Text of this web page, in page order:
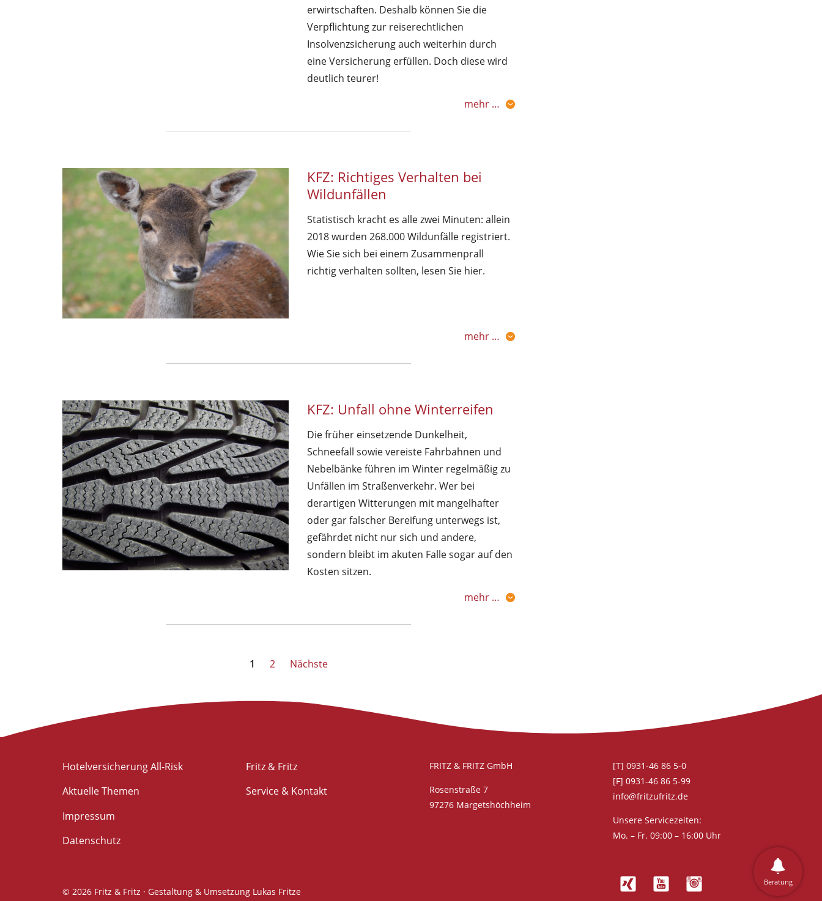
erwirtschaften. Deshalb können Sie die
Verpflichtung zur reiserechtlichen
Insolvenzsicherung auch weiterhin durch
eine Versicherung erfüllen. Doch diese wird
deutlich teurer!
mehr …
KFZ: Richtiges Verhalten bei
Wildunfällen
Statistisch kracht es alle zwei Minuten: allein
2018 wurden 268.000 Wildunfälle registriert.
Wie Sie sich bei einem Zusammenprall
richtig verhalten sollten, lesen Sie hier.
mehr …
KFZ: Unfall ohne Winterreifen
Die früher einsetzende Dunkelheit,
Schneefall sowie vereiste Fahrbahnen und
Nebelbänke führen im Winter regelmäßig zu
Unfällen im Straßenverkehr. Wer bei
derartigen Witterungen mit mangelhafter
oder gar falscher Bereifung unterwegs ist,
gefährdet nicht nur sich und andere,
sondern bleibt im akuten Falle sogar auf den
Kosten sitzen.
mehr …
1 2 Nächste
Hotelversicherung All-Risk
Aktuelle Themen
Impressum
Datenschutz
Fritz & Fritz
Service & Kontakt
FRITZ & FRITZ GmbH
Rosenstraße 7
97276 Margetshöchheim
[T] 0931-46 86 5-0
[F] 0931-46 86 5-99
info@fritzufritz.de
Unsere Servicezeiten:
Mo. – Fr. 09:00 – 16:00 Uhr
© 2026 Fritz & Fritz · Gestaltung & Umsetzung Lukas Fritze
Beratung